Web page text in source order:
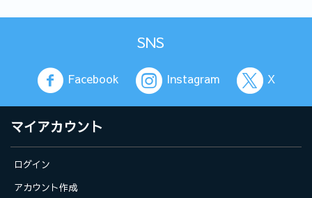
SNS
Facebook Instagram X
マイアカウント
ログイン
アカウント作成